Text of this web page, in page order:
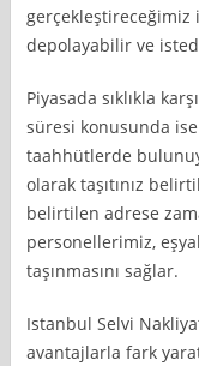
gerçekleştireceğimiz
depolayabilir ve
Piyasada sıklıkla
süresi konusunda
taahhütlerde
olarak taşıtınız
belirtilen adrese
personellerimiz,
taşınmasını sağlar.
Istanbul Selvi
avantajlarla fark